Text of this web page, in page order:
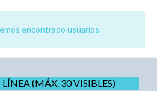
encontrado usuarios.
(MÁX. 30 VISIBLES)